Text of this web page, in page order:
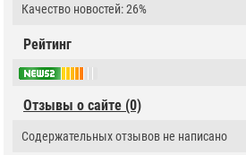
Качество новостей: 26%
Рейтинг
Отзывы о сайте (0)
Содержательных отзывов не написано